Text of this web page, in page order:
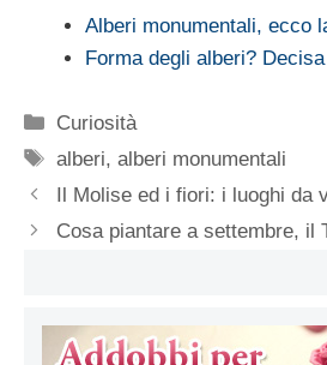
Alberi monumentali, ecco
Forma degli alberi?
Categorie
Curiosità
Tag
alberi,alberi monumentali
Il Molise ed i fiori: i luoghi da
Cosa piantare a settembre, il